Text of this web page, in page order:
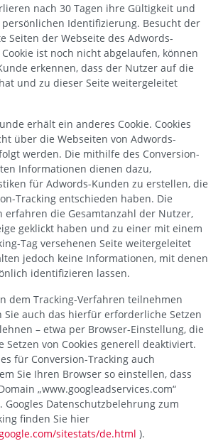
nach 30 Tagen ihre Gültigkeit und
Identifizierung. Besucht der
Seiten der Webseite des Adwords-
ist noch nicht abgelaufen, können
erkennen, dass der Nutzer auf die
und zu dieser Seite weitergeleitet
erhält ein anderes Cookie. Cookies
über die Webseiten von Adwords-
werden. Die mithilfe des Conversion-
Informationen dienen dazu,
für Adwords-Kunden zu erstellen, die
Tracking entschieden haben. Die
erfahren die Gesamtanzahl der Nutzer,
geklickt haben und zu einer mit einem
Tag versehenen Seite weitergeleitet
jedoch keine Informationen, mit denen
identifizieren lassen.
dem Tracking-Verfahren teilnehmen
Sie auch das hierfür erforderliche Setzen
– etwa per Browser-Einstellung, die
Setzen von Cookies generell deaktiviert.
für Conversion-Tracking auch
Sie Ihren Browser so einstellen, dass
„www.googleadservices.com“
Googles Datenschutzbelehrung zum
finden Sie hier
sitestats/de.html ).